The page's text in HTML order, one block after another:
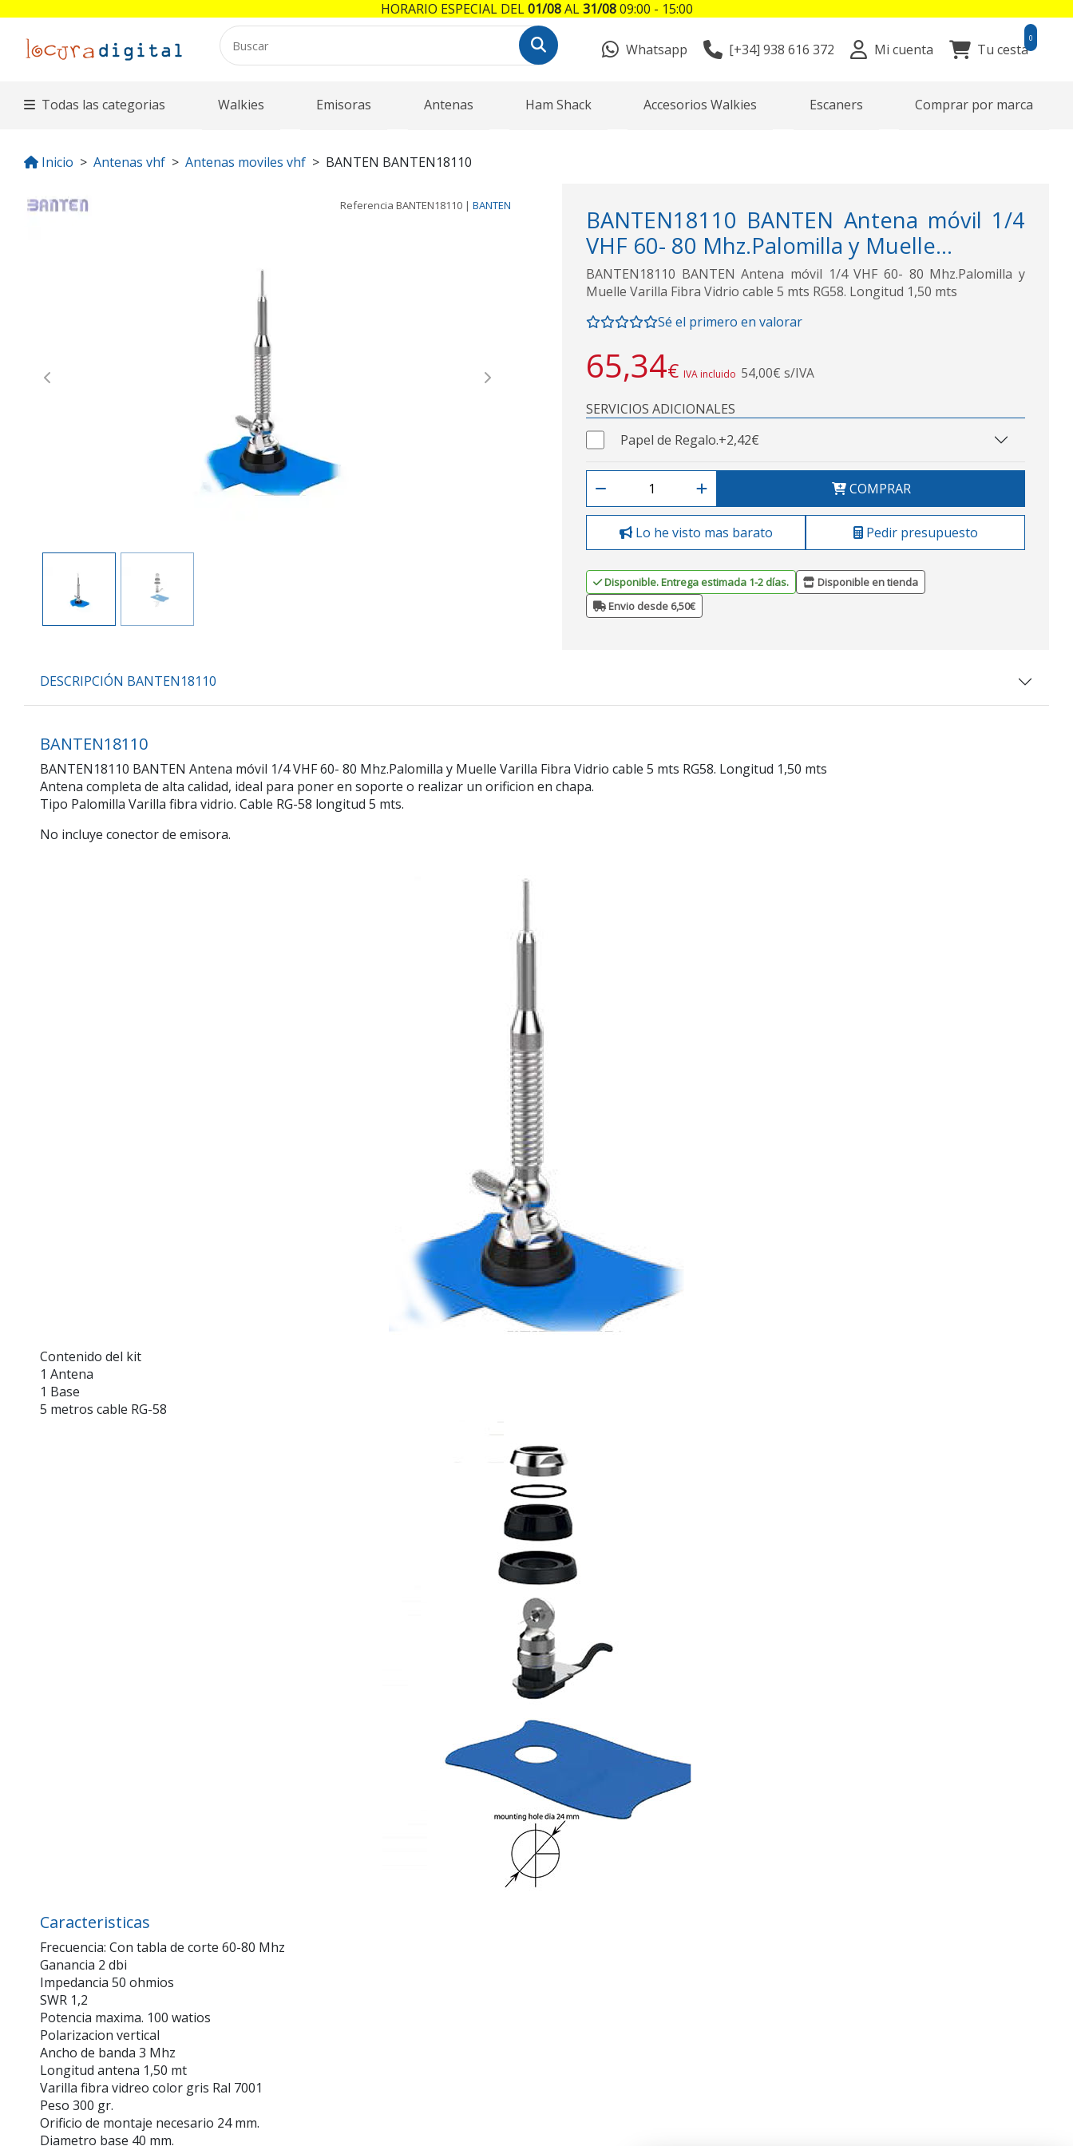
Whatsapp [+34] 938 616 372 Mi cuenta Tu cesta
0
Todas las categorias Walkies Emisoras Antenas Ham Shack Accesorios Walkies Escaners Comprar por marca
Inicio Antenas vhf Antenas moviles vhf BANTEN BANTEN18110
Referencia BANTEN18110 | BANTEN
Previous Next
BANTEN18110 BANTEN Antena móvil 1/4
VHF 60- 80 Mhz.Palomilla y Muelle...
BANTEN18110 BANTEN Antena móvil 1/4 VHF 60- 80 Mhz.Palomilla y
Muelle Varilla Fibra Vidrio cable 5 mts RG58. Longitud 1,50 mts
Sé el primero en valorar
65,34€ IVA incluido 54,00€ s/IVA
SERVICIOS ADICIONALES
Papel de Regalo.+2,42€
COMPRAR
Lo he visto mas barato Pedir presupuesto
Disponible. Entrega estimada 1-2 días.
Disponible en tienda
Envio desde 6,50€
DESCRIPCIÓN BANTEN18110
BANTEN18110
BANTEN18110 BANTEN Antena móvil 1/4 VHF 60- 80 Mhz.Palomilla y Muelle Varilla Fibra Vidrio cable 5 mts RG58. Longitud 1,50 mts
Antena completa de alta calidad, ideal para poner en soporte o realizar un orificion en chapa.
Tipo Palomilla Varilla fibra vidrio. Cable RG-58 longitud 5 mts.
No incluye conector de emisora.
Contenido del kit
1 Antena
1 Base
5 metros cable RG-58
Caracteristicas
Frecuencia: Con tabla de corte 60-80 Mhz
Ganancia 2 dbi
Impedancia 50 ohmios
SWR 1,2
Potencia maxima. 100 watios
Polarizacion vertical
Ancho de banda 3 Mhz
Longitud antena 1,50 mt
Varilla fibra vidreo color gris Ral 7001
Peso 300 gr.
Orificio de montaje necesario 24 mm.
Diametro base 40 mm.
HORARIO ESPECIAL DEL01/08AL31/0809:00 - 15:00